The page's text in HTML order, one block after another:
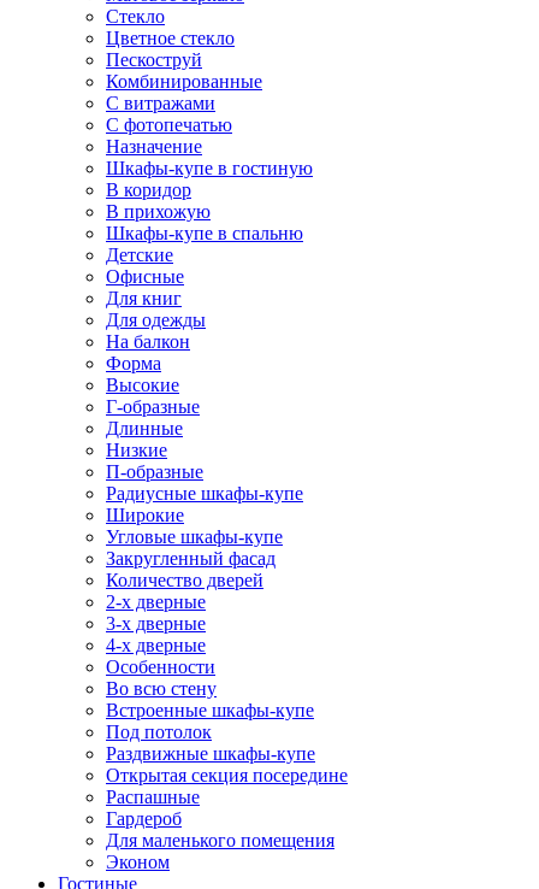
Стекло
Цветное стекло
Пескоструй
Комбинированные
С витражами
С фотопечатью
Назначение
Шкафы-купе в гостиную
В коридор
В прихожую
Шкафы-купе в спальню
Детские
Офисные
Для книг
Для одежды
На балкон
Форма
Высокие
Г-образные
Длинные
Низкие
П-образные
Радиусные шкафы-купе
Широкие
Угловые шкафы-купе
Закругленный фасад
Количество дверей
2-х дверные
3-х дверные
4-х дверные
Особенности
Во всю стену
Встроенные шкафы-купе
Под потолок
Раздвижные шкафы-купе
Открытая секция посередине
Распашные
Гардероб
Для маленького помещения
Эконом
Гостиные